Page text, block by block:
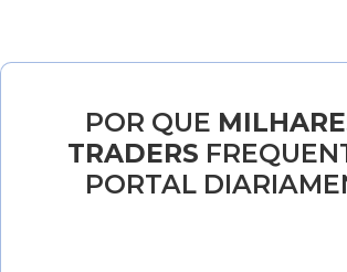
POR QUE
TRADERS
PORTAL